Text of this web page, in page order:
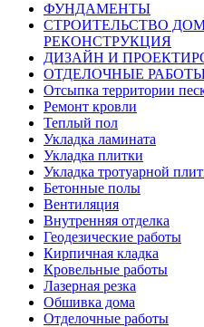
ФУНДАМЕНТЫ
СТРОИТЕЛЬСТВО
РЕКОНСТРУКЦИЯ
ДИЗАЙН И
ОТДЕЛОЧНЫЕ
Отсыпка территории
Ремонт кровли
Теплый пол
Укладка ламината
Укладка плитки
Укладка тротуарной
Бетонные полы
Вентиляция
Внутренняя отделка
Геодезические работы
Кирпичная кладка
Кровельные работы
Лазерная резка
Обшивка дома
Отделочные работы